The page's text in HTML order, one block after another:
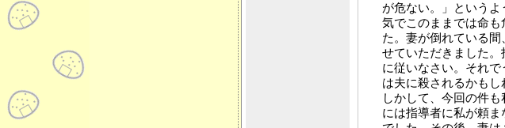
が危ない。」という
気でこのままでは命
た。妻が倒れている
せていただきました
に従いなさい。それ
は夫に殺されるかも
しかして、今回の件
には指導者に私が頼